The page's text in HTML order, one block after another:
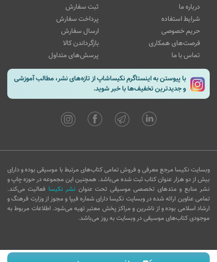
درباره ما
شرایط استفاده
حریم خصوصی
فرصت‌های همکاری
تماس با ما
ثبت سفارش
پرداخت سفارش
ارسال سفارش
بازگرداندن کالا
پرسش‌های متداول
با پیوستن به اینستاگرم نکیساشاپ از تازه‌های نشر، مطالب آموزشی
و جدیدترین تخفیف‌ها با خبر شوید.
وبسایت نکیسا مرجع معرفی و فروش تمامی کتاب‌های مرتبط با موسیقی بوده و دارای
بیش از دو هزار عنوان کتاب ثبت شده می‌باشد. همچنین این مجموعه در حوزه چاپ و
نشر منابع و متدهای تخصصی موسیقی تحت عنوان نشر نکیسا فعالیت می‌کند.
تمامی عناوین ارائه شده در وبسایت نکیسا دارای شماره فیپا و مجوز از وزارت فرهنگ و
ارشاد اسلامی بوده و از ناشرین و مراکز پخش معتبر تهیه می‌شود. اطلاعات مربوط به
موجودی کتاب‌های موسیقی در وبسایت به روز می‌باشد.